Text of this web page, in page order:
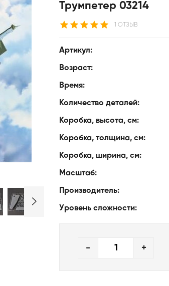
Трумпетер 03214
1 ОТЗЫВ
Артикул:
Возраст:
Время:
Количество деталей:
Коробка, высота, см:
Коробка, толщина, см:
Коробка, ширина, см:
Масштаб:
Производитель:
Уровень сложности:
- +